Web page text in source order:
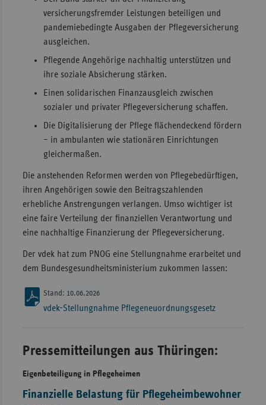
versicherungsfremder Leistungen beteiligen und
pandemiebedingte Ausgaben der Pflegeversicherung
ausgleichen.
Pflegende Angehörige nachhaltig unterstützen und
ihre soziale Absicherung stärken.
Einen solidarischen Finanzausgleich zwischen
sozialer und privater Pflegeversicherung schaffen.
Die Digitalisierung der Pflege flächendeckend fördern
– in ambulanten wie stationären Einrichtungen
gleichermaßen.
Die anstehenden Reformen werden von Pflegebedürftigen,
ihren Angehörigen sowie den Beitragszahlenden
erhebliche Anstrengungen verlangen. Umso wichtiger ist
eine faire Verteilung der finanziellen Verantwortung und
eine nachhaltige Finanzierung der Pflegeversicherung.
Der vdek hat zum PNOG eine Stellungnahme erarbeitet und
dem Bundesgesundheitsministerium zukommen lassen:
Stand: 10.06.2026
vdek-Stellungnahme Pflegeneuordnungsgesetz
Pressemitteilungen aus Thüringen:
Eigenbeteiligung in Pflegeheimen
Finanzielle Belastung für Pflegeheimbewohner